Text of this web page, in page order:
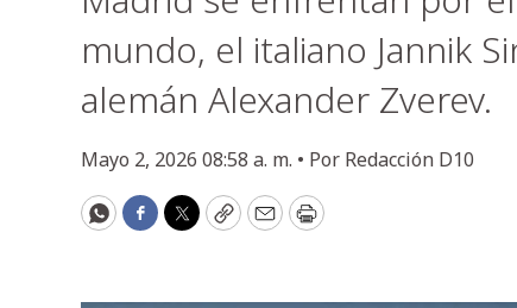
mundo, el italiano Jannik
alemán Alexander Zverev.
Mayo 2, 2026 08:58 a. m. • Por Redacción D10
WhatsApp
Facebook
Twitter
CopyEmailPrint